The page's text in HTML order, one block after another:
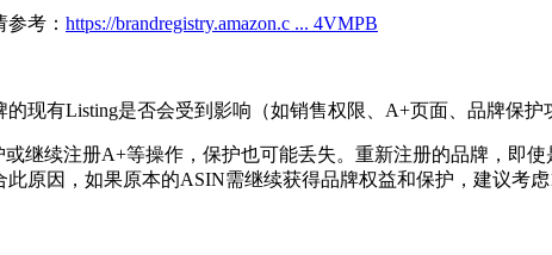
考： https://brandregistry.amazon.c ... 4VMPB
现有Listing是否会受到影响（如销售权限、A+页面、品牌保护
继续注册A+等操作，保护也可能丢失。重新注册的品牌，即
原因，如果原本的ASIN需继续获得品牌权益和保护，建议考